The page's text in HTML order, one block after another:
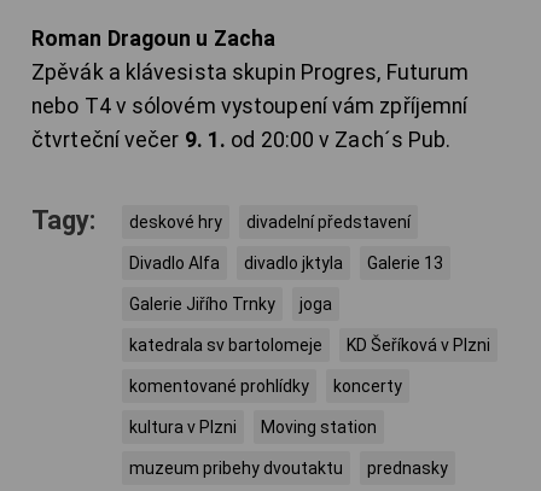
Roman Dragoun u Zacha
Zpěvák a klávesista skupin Progres, Futurum
nebo T4 v sólovém vystoupení vám zpříjemní
čtvrteční večer 9. 1. od 20:00 v Zach´s Pub.
Tagy: deskové hry divadelní představení
Divadlo Alfa divadlo jktyla Galerie 13
Galerie Jiřího Trnky joga
katedrala sv bartolomeje KD Šeříková v Plzni
komentované prohlídky koncerty
kultura v Plzni Moving station
muzeum pribehy dvoutaktu prednasky